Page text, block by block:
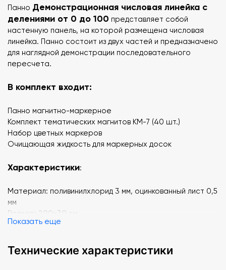
Панно Демонстрационная числовая линейка с
делениями от 0 до 100 представляет собой
настенную панель, на которой размещена числовая
линейка. Панно состоит из двух частей и предназначено
для наглядной демонстрации последовательного
пересчета.
В комплект входит:
Панно магнитно-маркерное
Комплект тематических магнитов КМ-7 (40 шт.)
Набор цветных маркеров
Очищающая жидкость для маркерных досок
Характеристики:
Материал: поливинилхлорид 3 мм, оцинкованный лист 0,5
мм
Размер: 200х30 см
Показать еще
Технические характеристики